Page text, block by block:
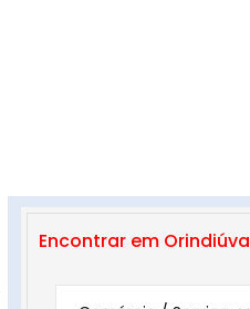
Encontrar em Orindiúva